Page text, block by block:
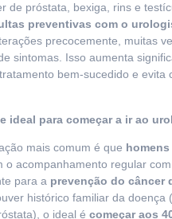
de próstata, bexiga, rins e
preventivas com o
precocemente, muitas
sintomas. Isso aumenta
bem-sucedido e evita
ideal para começar a ir ao
mais comum é que
o acompanhamento regular com
para a prevenção do câncer
histórico familiar da doença
o ideal é começar aos